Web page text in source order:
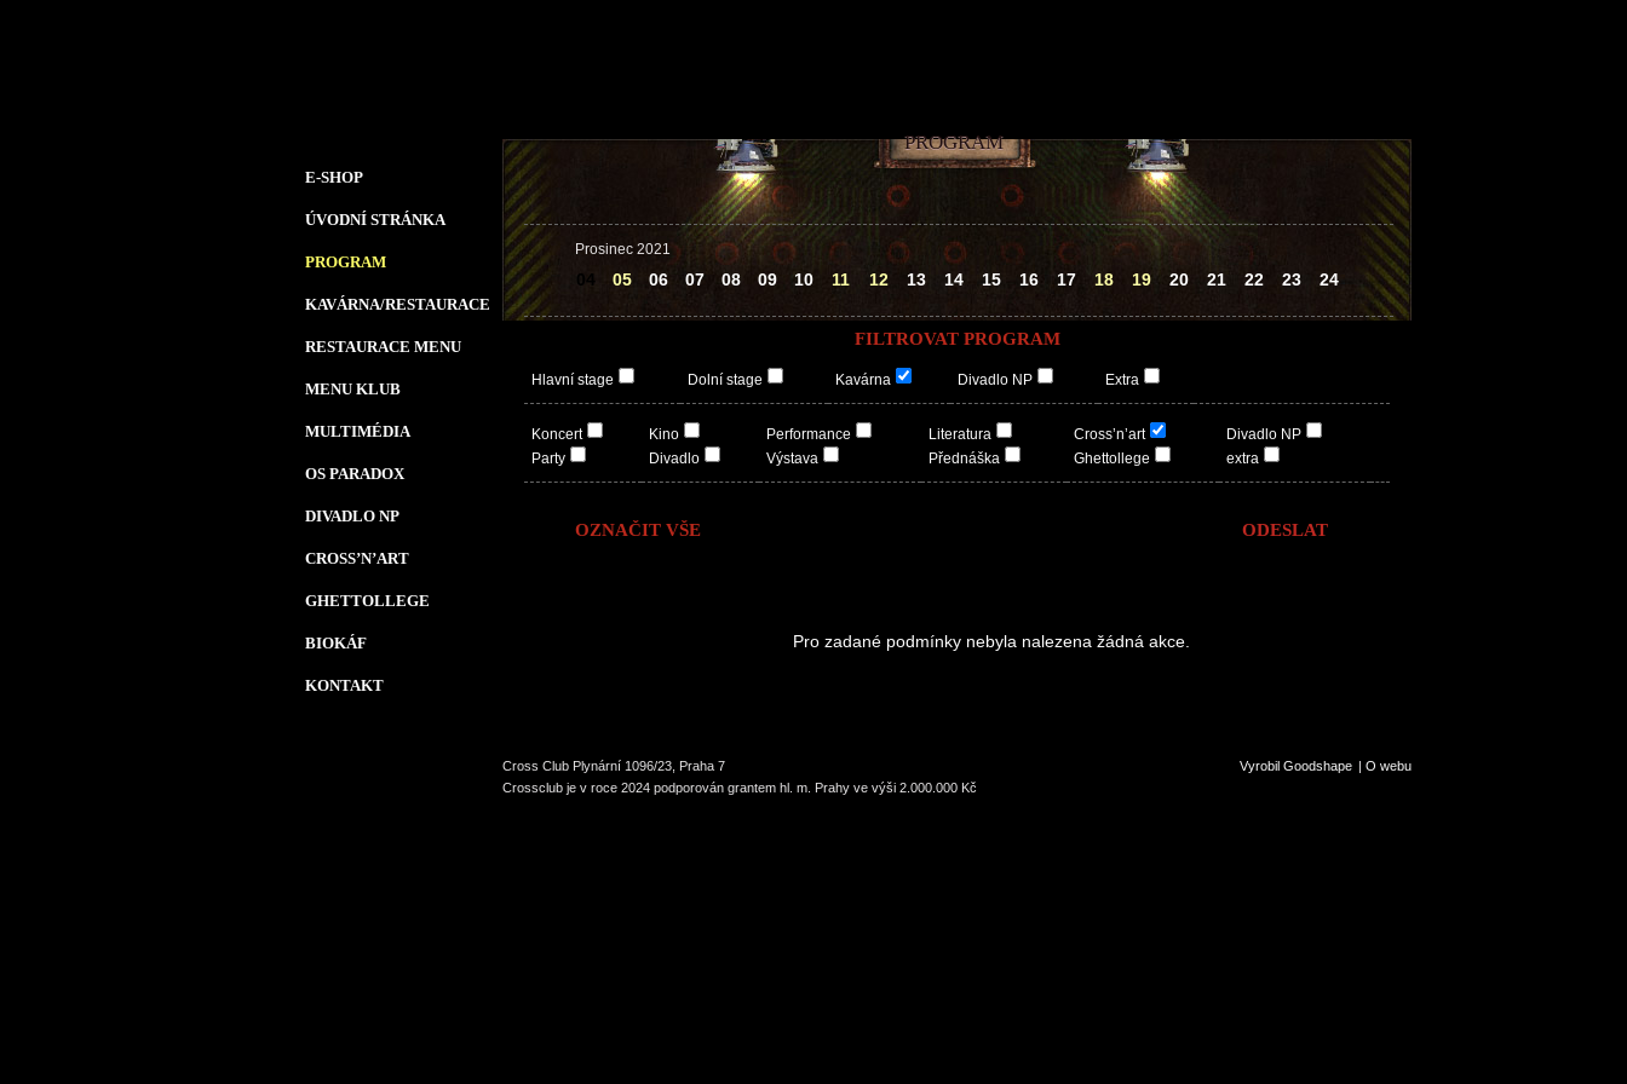
E-SHOP
ÚVODNÍ STRÁNKA
PROGRAM
KAVÁRNA/RESTAURACE
RESTAURACE MENU
MENU KLUB
MULTIMÉDIA
OS PARADOX
DIVADLO NP
CROSS’N’ART
GHETTOLLEGE
BIOKÁF
KONTAKT
PROGRAM
Prosinec 2021
04 05 06 07 08 09 10 11 12 13 14 15 16 17 18 19 20 21 22 23 24
FILTROVAT PROGRAM
Hlavní stage Dolní stage Kavárna Divadlo NP Extra
Koncert
Party
Kino
Divadlo
Performance
Výstava
Literatura
Přednáška
Cross’n’art
Ghettollege
Divadlo NP
extra
OZNAČIT VŠE
Pro zadané podmínky nebyla nalezena žádná akce.
Cross Club Plynární 1096/23, Praha 7 Vyrobil Goodshape | O webu
Crossclub je v roce 2024 podporován grantem hl. m. Prahy ve výši 2.000.000 Kč